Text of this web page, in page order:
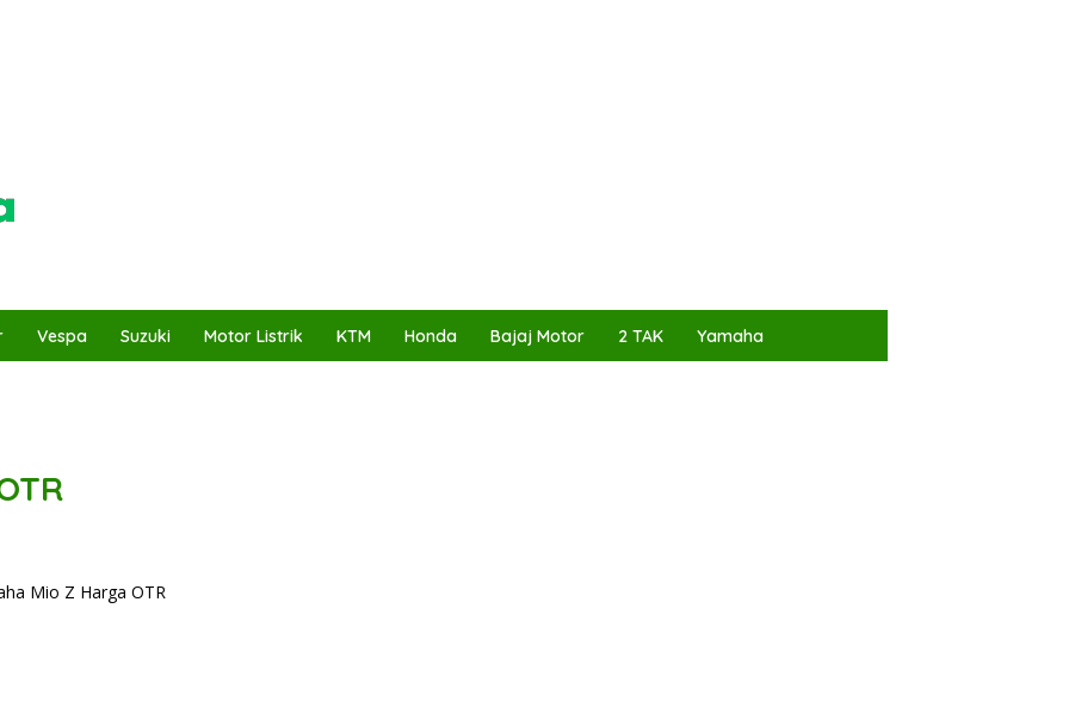
Vespa Suzuki Motor Listrik KTM Honda Bajaj Motor 2 TAK Yamaha